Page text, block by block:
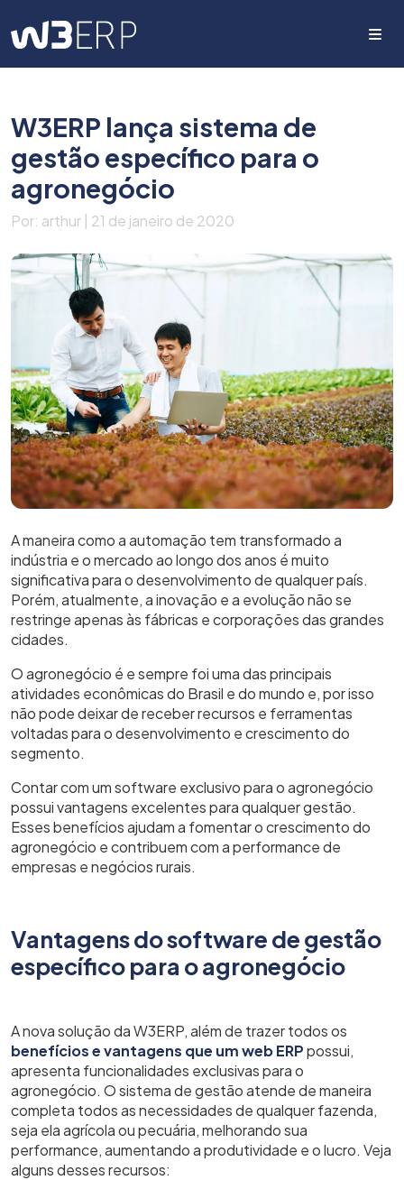
W3ERP lança sistema de
gestão específico para o
agronegócio
Por: arthur | 21 de janeiro de 2020
A maneira como a automação tem transformado a
indústria e o mercado ao longo dos anos é muito
significativa para o desenvolvimento de qualquer país.
Porém, atualmente, a inovação e a evolução não se
restringe apenas às fábricas e corporações das grandes
cidades.
O agronegócio é e sempre foi uma das principais
atividades econômicas do Brasil e do mundo e, por isso
não pode deixar de receber recursos e ferramentas
voltadas para o desenvolvimento e crescimento do
segmento.
Contar com um software exclusivo para o agronegócio
possui vantagens excelentes para qualquer gestão.
Esses benefícios ajudam a fomentar o crescimento do
agronegócio e contribuem com a performance de
empresas e negócios rurais.
Vantagens do software de gestão
específico para o agronegócio
A nova solução da W3ERP, além de trazer todos os
benefícios e vantagens que um web ERPpossui,
apresenta funcionalidades exclusivas para o
agronegócio. O sistema de gestão atende de maneira
completa todos as necessidades de qualquer fazenda,
seja ela agrícola ou pecuária, melhorando sua
performance, aumentando a produtividade e o lucro. Veja
alguns desses recursos: